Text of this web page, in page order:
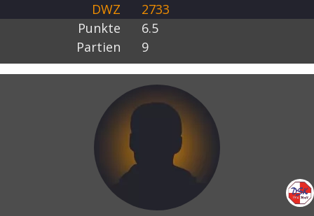
DWZ
2733
Punkte
6.5
Partien
9